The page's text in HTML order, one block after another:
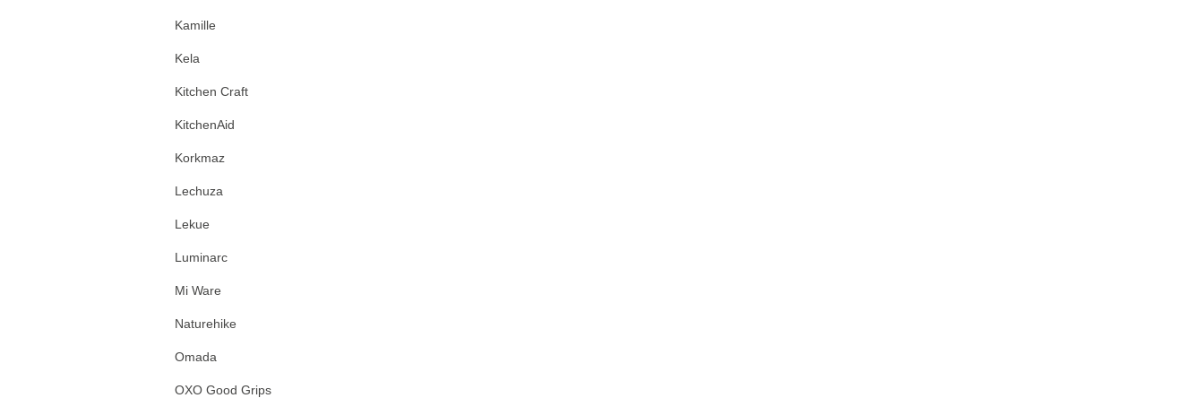
Kamille
Kela
Kitchen Craft
KitchenAid
Korkmaz
Lechuza
Lekue
Luminarc
Mi Ware
Naturehike
Omada
OXO Good Grips